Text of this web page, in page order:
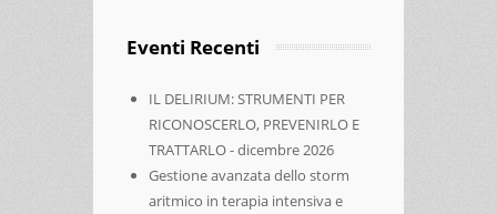
Eventi Recenti
IL DELIRIUM: STRUMENTI PER
RICONOSCERLO, PREVENIRLO E
TRATTARLO - dicembre 2026
Gestione avanzata dello storm
aritmico in terapia intensiva e